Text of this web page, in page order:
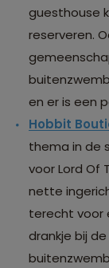
guesthouse
reserveren.
en er is een
Hobbit
thema in de
voor Lord Of
nette
terecht voor
drankje bij